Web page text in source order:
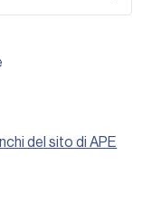
del sito di APE